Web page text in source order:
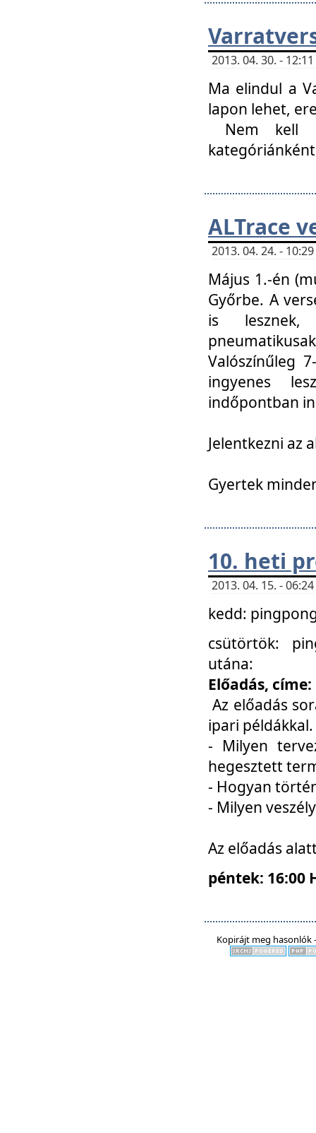
2013. 04. 30. -
Ma elindul a
lapon lehet,
Nem kell
ALTrace
2013. 04. 24. -
Május 1.-én
Győrbe. A
is lesznek,
Valószínűleg
ingyenes
indőpontban
Jelentkezni az
Gyertek
10. heti
2013. 04. 15. -
kedd:
csütörtök:
utána:
Előadás,
Az előadás
ipari
- Milyen
hegesztett
- Hogyan
- Milyen
Az előadás
péntek: 16:00
Kopirájt meg hasonlók